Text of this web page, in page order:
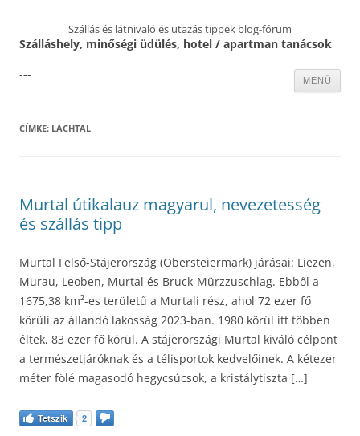
Szállás és látnivaló és utazás tippek blog-fórum
Szálláshely, minőségi üdülés, hotel / apartman tanácsok
MENÜ
---
CÍMKE: LACHTAL
Murtal útikalauz magyarul, nevezetesség
és szállás tipp
Murtal Felső-Stájerország (Obersteiermark) járásai: Liezen,
Murau, Leoben, Murtal és Bruck-Mürzzuschlag. Ebből a
1675,38 km²-es területű a Murtali rész, ahol 72 ezer fő
körüli az állandó lakosság 2023-ban. 1980 körül itt többen
éltek, 83 ezer fő körül. A stájerországi Murtal kiváló célpont
a természetjáróknak és a télisportok kedvelőinek. A kétezer
méter fölé magasodó hegycsúcsok, a kristálytiszta […]
Tetszik 2